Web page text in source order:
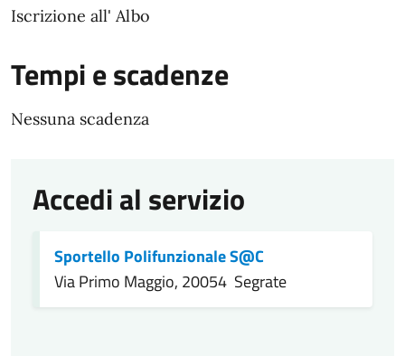
Iscrizione all' Albo
Tempi e scadenze
Nessuna scadenza
Accedi al servizio
Sportello Polifunzionale S@C
Via Primo Maggio, 20054 Segrate